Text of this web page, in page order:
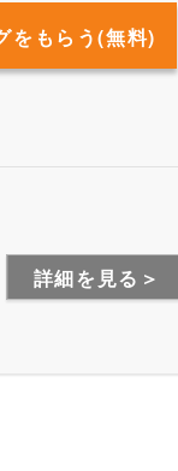
をもらう(無料)
詳細を見る＞